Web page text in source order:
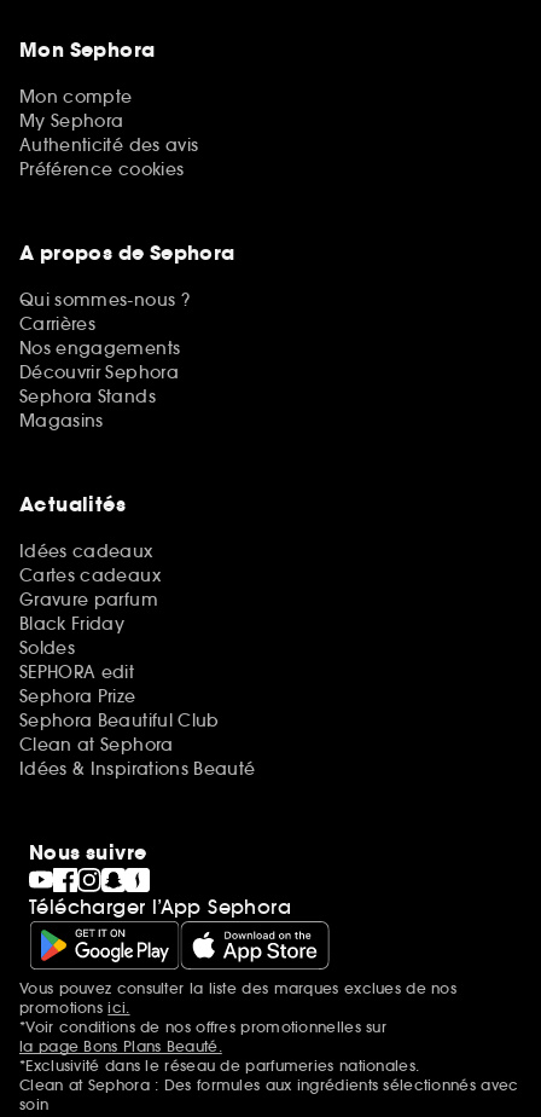
Mon Sephora
Mon compte
My Sephora
Authenticité des avis
Préférence cookies
A propos de Sephora
Qui sommes-nous ?
Carrières
Nos engagements
Découvrir Sephora
Sephora Stands
Magasins
Actualités
Idées cadeaux
Cartes cadeaux
Gravure parfum
Black Friday
Soldes
SEPHORA edit
Sephora Prize
Sephora Beautiful Club
Clean at Sephora
Idées & Inspirations Beauté
Nous suivre
Télécharger l’App Sephora
Mentions additionnelles
Vous pouvez consulter la liste des marques exclues de nos
promotionsici.
*Voir conditions de nos offres promotionnelles sur
la page Bons Plans Beauté.
*Exclusivité dans le réseau de parfumeries nationales.
Clean at Sephora : Des formules aux ingrédients sélectionnés avec
soin